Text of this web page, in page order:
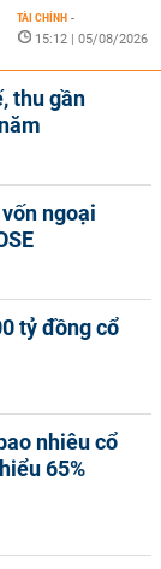
TÀI CHÍNH -
15:12 | 05/08/2026
thu gần
ngoại
tỷ đồng cổ
nhiêu cổ
65%